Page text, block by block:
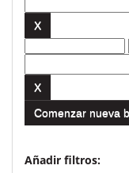
Comenzar nueva
Añadir filtros: